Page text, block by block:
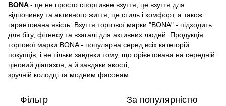
BONA- це не просто спортивне взуття, це взуття для
відпочинку та активного життя, це стиль і комфорт, а також
гарантована якість. Взуття торгової марки "BONA" - підходить
для бігу, фітнесу та взагалі для активних людей. Продукція
торгової марки BONA - популярна серед всіх категорій
покупців, і не тільки завдяки тому, що орієнтована на середній
ціновий діапазон, а й завдяки якості,
зручній колодці та модним фасонам.
Фільтр За популярністю